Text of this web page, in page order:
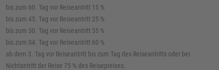
bis zum 60. Tag vor Reiseantritt 15 %
bis zum 45. Tag vor Reiseantritt 25 %
bis zum 30. Tag vor Reiseantritt 55 %
bis zum 04. Tag vor Reiseantritt 60 %
ab dem 3. Tag vor Reiseantritt bis zum Tag des Reiseantritts oder bei
Nichtantritt der Reise 75 % des Reisepreises.